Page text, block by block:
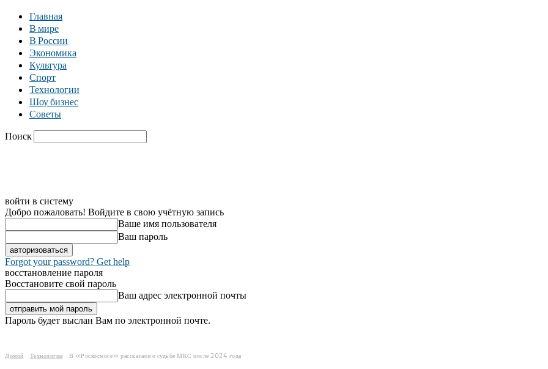
Главная
В мире
В России
Экономика
Культура
Спорт
Технологии
Шоу бизнес
Советы
Поиск
войти в систему
Добро пожаловать! Войдите в свою учётную запись
Ваше имя пользователя
Ваш пароль
Forgot your password? Get help
восстановление пароля
Восстановите свой пароль
Ваш адрес электронной почты
Пароль будет выслан Вам по электронной почте.
Домой Технологии В «Роскосмосе» рассказали о судьбе МКС после 2024 года